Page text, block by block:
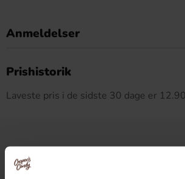
Anmeldelser
Prishistorik
Laveste pris i de sidste 30 dage er
Relaterede